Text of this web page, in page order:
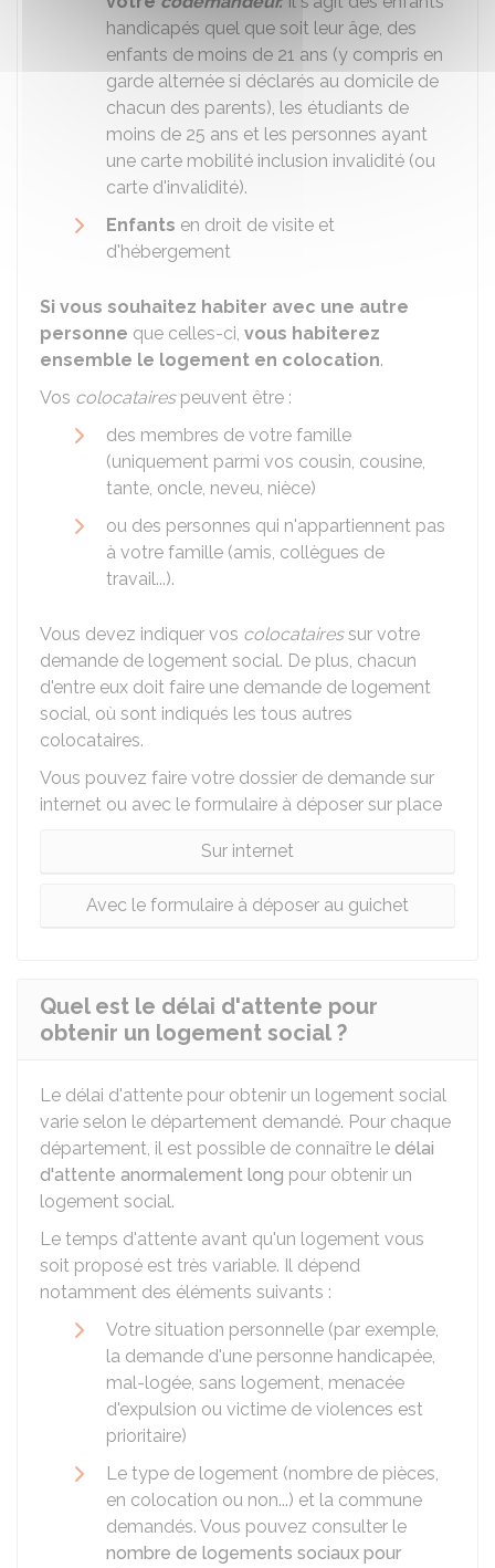
handicapés quel que soit leur âge, des
enfants de moins de 21 ans (y compris en
garde alternée si déclarés au domicile de
chacun des parents), les étudiants de
moins de 25 ans et les personnes ayant
une carte mobilité inclusion invalidité (ou
carte d'invalidité).
Enfants en droit de visite et
d'hébergement
Si vous souhaitez habiter avec une autre
personne que celles-ci, vous habiterez
ensemble le logement en colocation.
Vos colocatairespeuvent être :
des membres de votre famille
(uniquement parmi vos cousin, cousine,
tante, oncle, neveu, nièce)
ou des personnes qui n'appartiennent pas
à votre famille (amis, collègues de
travail...).
Vous devez indiquer vos colocatairessur votre
demande de logement social. De plus, chacun
d'entre eux doit faire une demande de logement
social, où sont indiqués les tous autres
colocataires.
Vous pouvez faire votre dossier de demande sur
internet ou avec le formulaire à déposer sur place
Sur internet
Avec le formulaire à déposer au guichet
Quel est le délai d'attente pour
obtenir un logement social ?
Le délai d'attente pour obtenir un logement social
varie selon le département demandé. Pour chaque
département, il est possible de connaître le délai
d'attente anormalement long pour obtenir un
logement social.
Le temps d'attente avant qu'un logement vous
soit proposé est très variable. Il dépend
notamment des éléments suivants :
Votre situation personnelle (par exemple,
la demande d'une personne handicapée,
mal-logée, sans logement, menacée
d'expulsion ou victime de violences est
prioritaire)
Le type de logement (nombre de pièces,
en colocation ou non...) et la commune
demandés. Vous pouvez consulter le
nombre de logements sociaux pour